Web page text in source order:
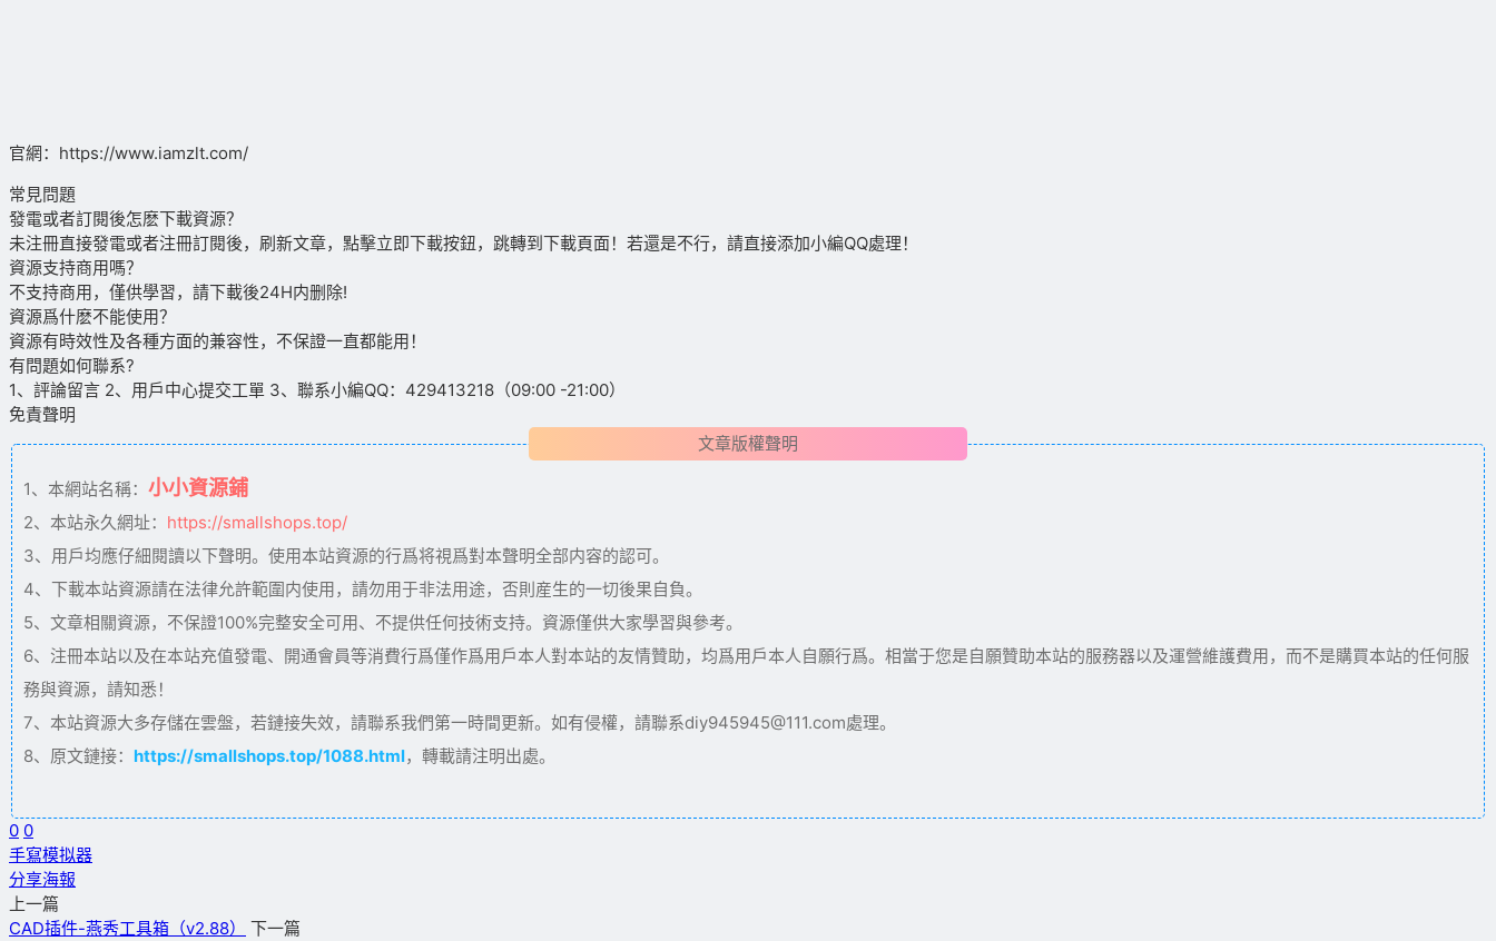
官網：https://www.iamzlt.com/
常見問題
發電或者訂閱後怎麽下載資源？
未注冊直接發電或者注冊訂閱後，刷新文章，點擊立即下載按鈕，跳轉到下載頁面！若還是不行，請直接添加小編QQ處理！
資源支持商用嗎？
不支持商用，僅供學習，請下載後24H内删除!
資源爲什麽不能使用？
資源有時效性及各種方面的兼容性，不保證一直都能用！
有問題如何聯系?
1、評論留言 2、用戶中心提交工單 3、聯系小編QQ：429413218（09:00 -21:00）
免責聲明
文章版權聲明
1、本網站名稱： 小小資源鋪
2、本站永久網址： https://smallshops.top/
3、用戶均應仔細閱讀以下聲明。使用本站資源的行爲将視爲對本聲明全部内容的認可。
4、下載本站資源請在法律允許範圍内使用，請勿用于非法用途，否則産生的一切後果自負。
5、文章相關資源，不保證100%完整安全可用、不提供任何技術支持。資源僅供大家學習與參考。
6、注冊本站以及在本站充值發電、開通會員等消費行爲僅作爲用戶本人對本站的友情贊助，均爲用戶本人自願行爲。相當于您是自願贊助本站的服務器以及運營維護費用，而不是購買本站的任何服
務與資源，請知悉！
7、本站資源大多存儲在雲盤，若鏈接失效，請聯系我們第一時間更新。如有侵權，請聯系diy945945@111.com處理。
8、原文鏈接： https://smallshops.top/1088.html，轉載請注明出處。
0 0
手寫模拟器
分享海報
上一篇
CAD插件-燕秀工具箱（v2.88）
下一篇